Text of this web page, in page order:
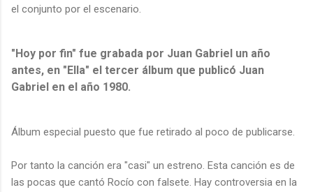
el conjunto por el escenario.
"Hoy por fin" fue grabada por Juan Gabriel un año
antes, en "Ella" el tercer álbum que publicó Juan
Gabriel en el año 1980.
Álbum especial puesto que fue retirado al poco de publicarse.
Por tanto la canción era "casi" un estreno. Esta canción es de
las pocas que cantó Rocío con falsete. Hay controversia en la